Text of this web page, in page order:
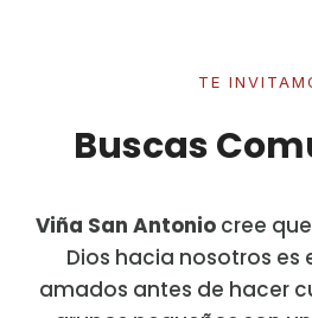
TE
Buscas
Viña San Antoniocree
Dios hacia nosotros es
amados antes de hacer